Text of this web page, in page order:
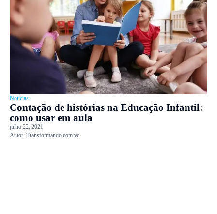
Notícias
Contação de histórias na Educação Infantil:
como usar em aula
julho 22, 2021
Autor: Transformando.com.vc